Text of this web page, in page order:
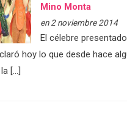
Mino Monta
en 2 noviembre 2014
El célebre
hoy lo que desde hace
[…]